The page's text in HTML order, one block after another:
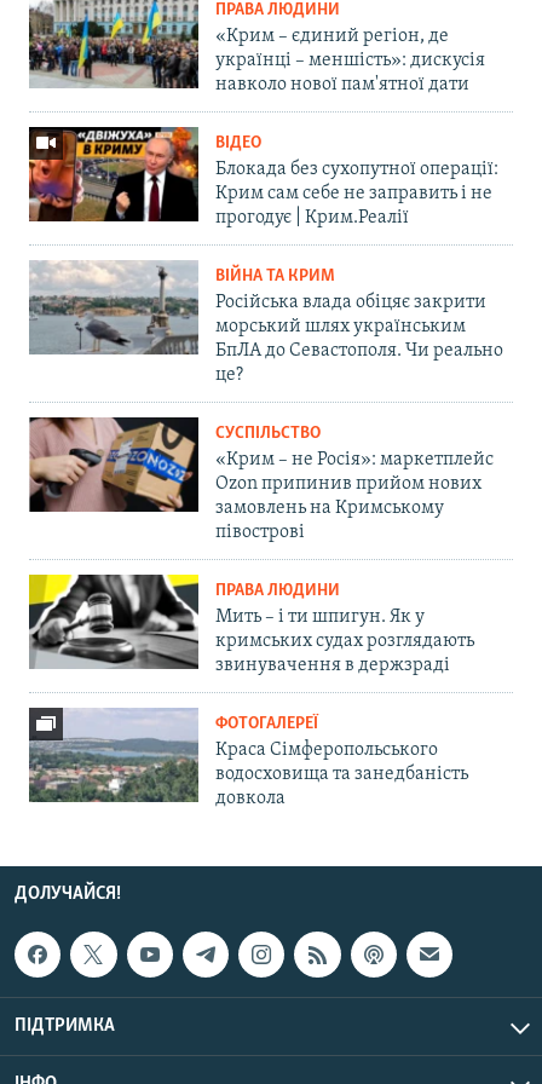
ПРАВА ЛЮДИНИ
«Крим – єдиний регіон, де
українці – меншість»: дискусія
навколо нової пам'ятної дати
ВІДЕО
Блокада без сухопутної операції:
Крим сам себе не заправить і не
прогодує | Крим.Реалії
ВІЙНА ТА КРИМ
Російська влада обіцяє закрити
морський шлях українським
БпЛА до Севастополя. Чи реально
це?
СУСПІЛЬСТВО
«Крим – не Росія»: маркетплейс
Ozon припинив прийом нових
замовлень на Кримському
півострові
ПРАВА ЛЮДИНИ
Мить – і ти шпигун. Як у
кримських судах розглядають
звинувачення в держзраді
ФОТОГАЛЕРЕЇ
Краса Сімферопольського
водосховища та занедбаність
довкола
ДОЛУЧАЙСЯ!
ПІДТРИМКА